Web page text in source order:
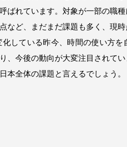
ばれています。対象が一部の職
など、まだまだ課題も多く、現
している昨今、時間の使い方
、今後の動向が大変注目されて
本全体の課題と言えるでしょう。